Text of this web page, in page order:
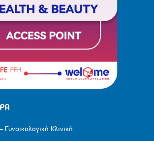
Γυναικολογική Κλινική